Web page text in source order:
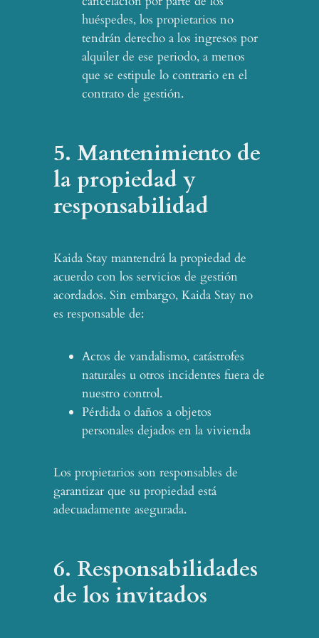
huéspedes, los propietarios no
tendrán derecho a los ingresos por
alquiler de ese periodo, a menos
que se estipule lo contrario en el
contrato de gestión.
5. Mantenimiento de
la propiedad y
responsabilidad
Kaida Stay mantendrá la propiedad de
acuerdo con los servicios de gestión
acordados. Sin embargo, Kaida Stay no
es responsable de:
Actos de vandalismo, catástrofes
naturales u otros incidentes fuera de
nuestro control.
Pérdida o daños a objetos
personales dejados en la vivienda
Los propietarios son responsables de
garantizar que su propiedad está
adecuadamente asegurada.
6. Responsabilidades
de los invitados